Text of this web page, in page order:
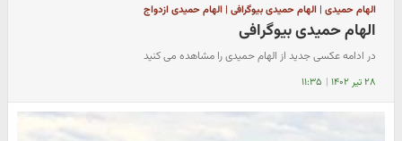
الهام حمیدی | الهام حمیدی بیوگرافی | الهام حمیدی ازدواج
الهام حمیدی بیوگرافی
در ادامه عکسی جدید از الهام حمیدی را مشاهده می کنید
۲۸ تیر ۱۴۰۲ | ۱۱:۳۵